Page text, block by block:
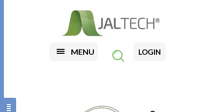
MENU LOGIN